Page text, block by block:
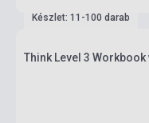
Készlet: 11-100 darab
Think Level 3